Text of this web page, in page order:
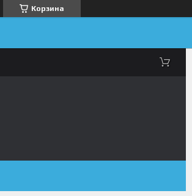
Корзина